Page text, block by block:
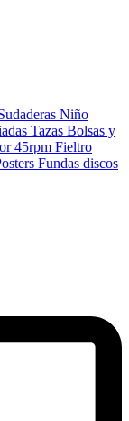
Niño
Tazas Bolsas y
45rpm Fieltro
Fundas discos